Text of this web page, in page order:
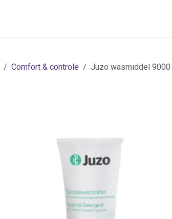
Comfort & controle Juzo wasmiddel